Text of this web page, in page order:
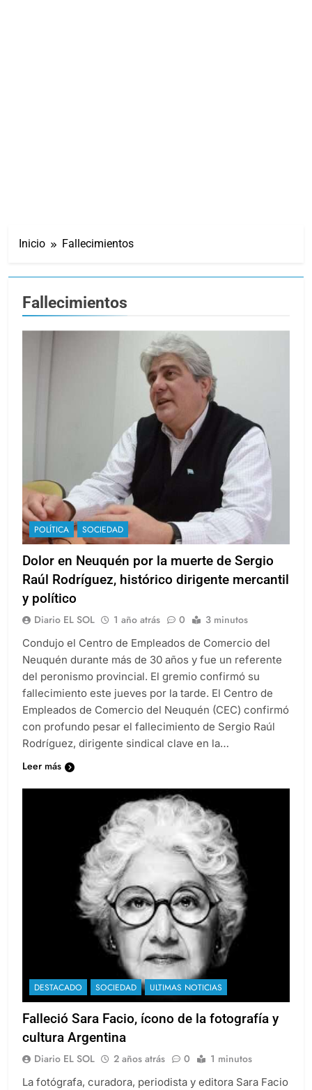
Inicio Fallecimientos
Fallecimientos
POLÍTICA SOCIEDAD
Dolor en Neuquén por la muerte de Sergio
Raúl Rodríguez, histórico dirigente mercantil
y político
Diario EL SOL 1 año atrás 0 3 minutos
Condujo el Centro de Empleados de Comercio del
Neuquén durante más de 30 años y fue un referente
del peronismo provincial. El gremio confirmó su
fallecimiento este jueves por la tarde. El Centro de
Empleados de Comercio del Neuquén (CEC) confirmó
con profundo pesar el fallecimiento de Sergio Raúl
Rodríguez, dirigente sindical clave en la…
Leer más
DESTACADO SOCIEDAD ULTIMAS NOTICIAS
Falleció Sara Facio, ícono de la fotografía y
cultura Argentina
Diario EL SOL 2 años atrás 0 1 minutos
La fotógrafa, curadora, periodista y editora Sara Facio